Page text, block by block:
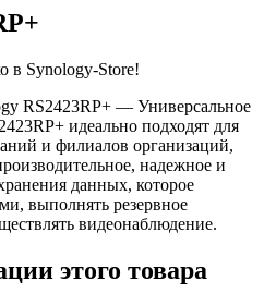
Synology-Store!
RS2423RP+ — Универсальное
идеально подходят для
и филиалов организаций,
надежное и
данных, которое
выполнять резервное
видеонаблюдение.
этого товара